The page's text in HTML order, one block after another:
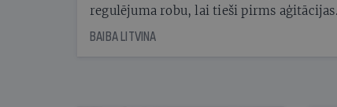
regulējuma robu, lai tieši pirms aģitācijas
starta izreklamētos par summu, kas
BAIBA LITVINA